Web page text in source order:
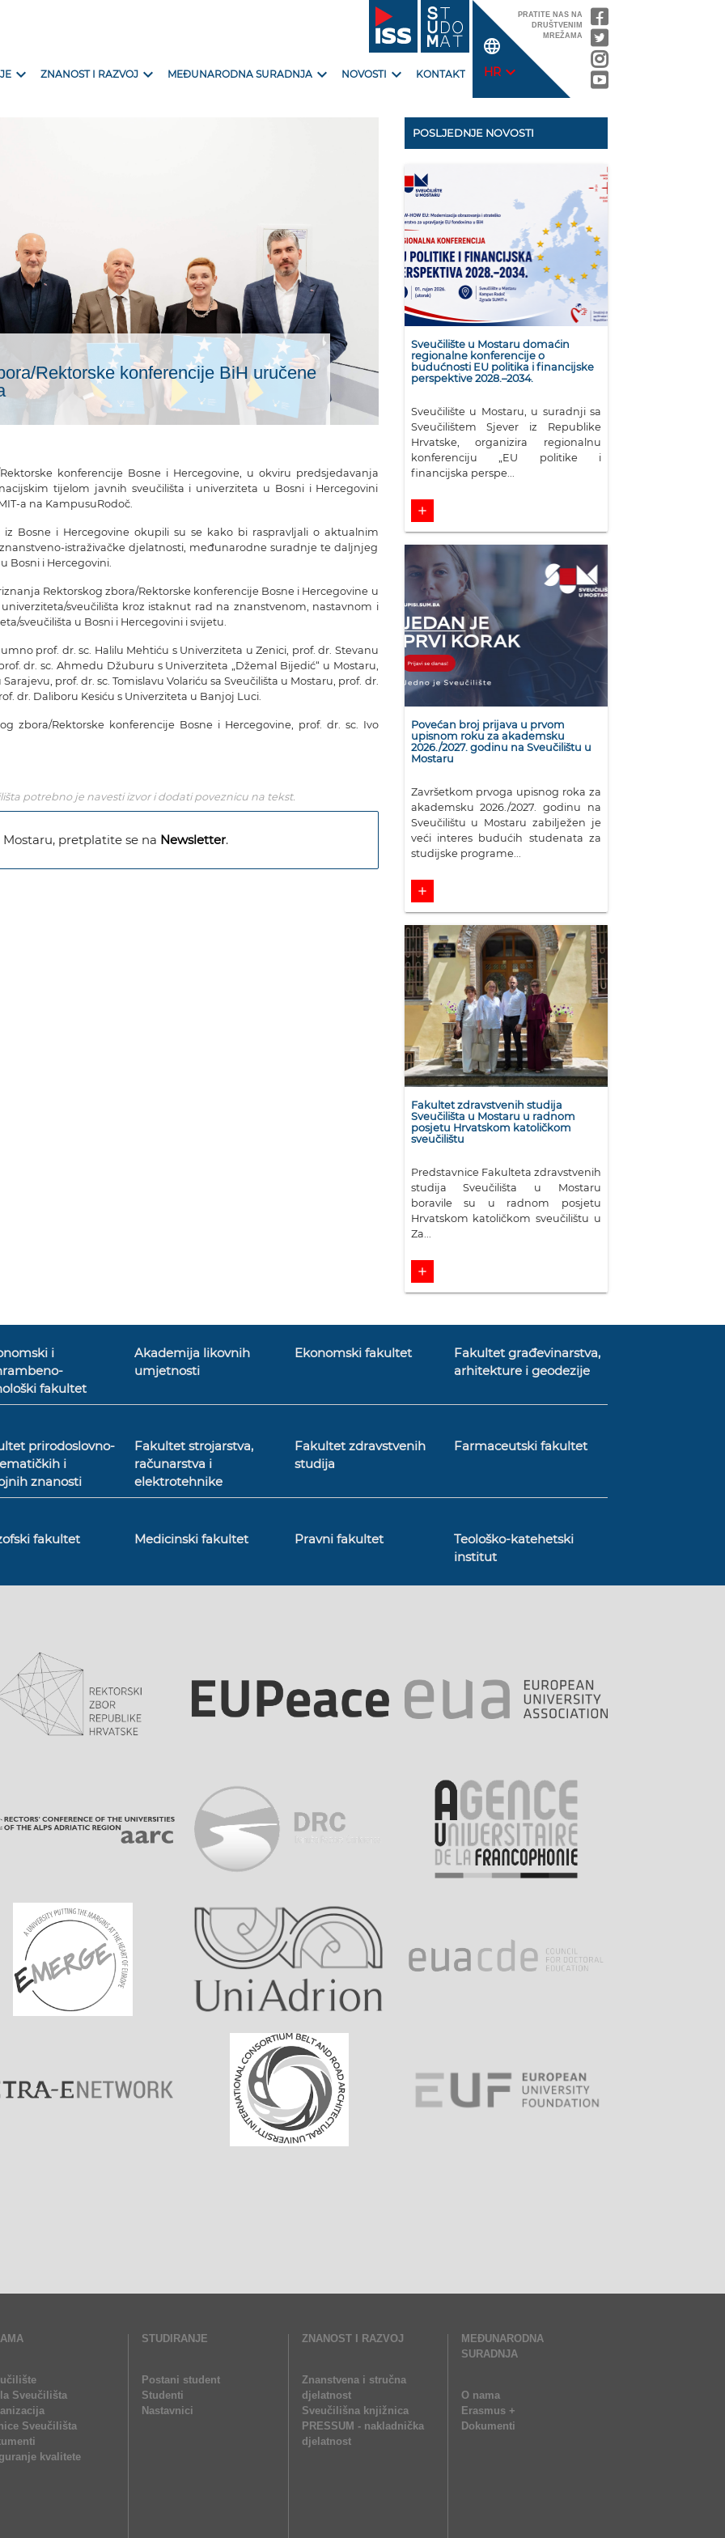
expand_more ZNANOST I RAZVOJexpand_more MEĐUNARODNA SURADNJAexpand_more NOVOSTI expand_more KONTAKT
language
HR expand_more
PRATITE NAS NA
DRUŠTVENIM
MREŽAMA
Rektorske konferencije BiH uručene
konferencije Bosne i Hercegovine, u okviru predsjedavanja
tijelom javnih sveučilišta i univerziteta u Bosni i Hercegovini
a na KampusuRodoč.
iz Bosne i Hercegovine okupili su se kako bi raspravljali o aktualnim
istraživačke djelatnosti, međunarodne suradnje te daljnjeg
Bosni i Hercegovini.
Rektorskog zbora/Rektorske konferencije Bosne i Hercegovine u
sveučilišta kroz istaknut rad na znanstvenom, nastavnom i
sveučilišta u Bosni i Hercegovini i svijetu.
prof. dr.sc. Halilu Mehtiću s Univerziteta u Zenici, prof. dr. Stevanu
dr.sc. Ahmedu Džuburu s Univerziteta „Džemal Bijedić“ u Mostaru,
Sarajevu, prof. dr.sc. Tomislavu Volariću saSveučilišta u Mostaru, prof. dr.
dr. Daliboru Kesiću s Univerziteta u Banjoj Luci.
zbora/Rektorske konferencije Bosne i Hercegovine, prof. dr. sc. Ivo
potrebno je navesti izvor i dodati poveznicu na tekst.
pretplatite se na Newsletter.
POSLJEDNJE NOVOSTI
Sveučilište u Mostaru domaćin
regionalne konferencije o
budućnosti EU politika i financijske
perspektive 2028.–2034.
Sveučilište u Mostaru, u suradnji sa
Sveučilištem Sjever iz Republike
Hrvatske, organizira regionalnu
konferenciju „EU politike i
financijska perspe...
add
Povećan broj prijava u prvom
upisnom roku za akademsku
2026./2027. godinu na Sveučilištu u
Mostaru
Završetkom prvoga upisnog roka za
akademsku 2026./2027. godinu na
Sveučilištu u Mostaru zabilježen je
veći interes budućih studenata za
studijske programe...
add
Fakultet zdravstvenih studija
Sveučilišta u Mostaru u radnom
posjetu Hrvatskom katoličkom
sveučilištu
Predstavnice Fakulteta zdravstvenih
studija Sveučilišta u Mostaru
boravile su u radnom posjetu
Hrvatskom katoličkom sveučilištu u
Za...
add
i
fakultet
Akademija likovnih
umjetnosti
Ekonomski fakultet
Fakultet građevinarstva,
arhitekture i geodezije
prirodoslovno-
i
znanosti
Fakultet strojarstva,
računarstva i
elektrotehnike
Fakultet zdravstvenih
studija
Farmaceutski fakultet
fakultet Medicinski fakultet Pravni fakultet
Teološko-katehetski
institut
Sveučilišta
Sveučilišta
kvalitete
STUDIRANJE
Postani student
Studenti
Nastavnici
ZNANOST I RAZVOJ
Znanstvena i stručna
djelatnost
Sveučilišna knjižnica
PRESSUM - nakladnička
djelatnost
MEĐUNARODNA
SURADNJA
O nama
Erasmus +
Dokumenti